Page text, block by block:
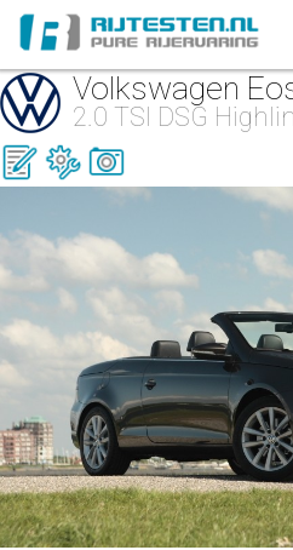
Volkswagen
2.0 TSI DSG